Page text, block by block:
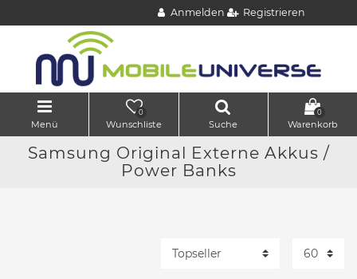
Anmelden Registrieren
Menü
0
Wunschliste Suche
0
Warenkorb
Samsung Original Externe Akkus /
Power Banks